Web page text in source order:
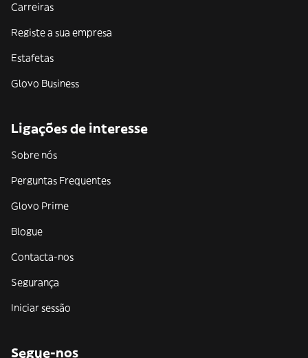
Carreiras
Registe a sua empresa
Estafetas
Glovo Business
Ligações de interesse
Sobre nós
Perguntas Frequentes
Glovo Prime
Blogue
Contacta-nos
Segurança
Iniciar sessão
Segue-nos